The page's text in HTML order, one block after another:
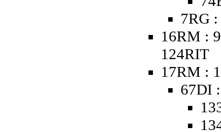
7RG
16RM :
124RIT
17RM :
67DI :